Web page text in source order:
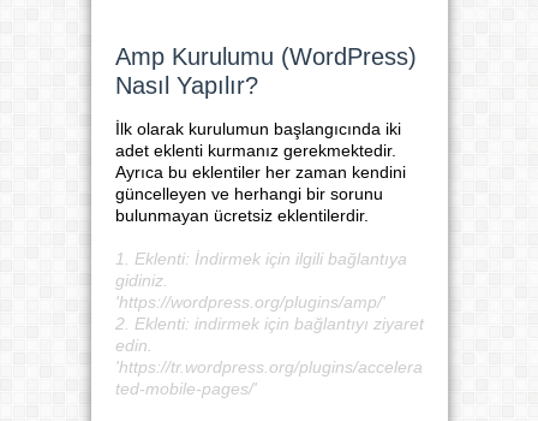
Amp Kurulumu (WordPress)
Nasıl Yapılır?
İlk olarak kurulumun başlangıcında iki
adet eklenti kurmanız gerekmektedir.
Ayrıca bu eklentiler her zaman kendini
güncelleyen ve herhangi bir sorunu
bulunmayan ücretsiz eklentilerdir.
1. Eklenti: İndirmek için ilgili bağlantıya
gidiniz.
'https://wordpress.org/plugins/amp/'
2. Eklenti: indirmek için bağlantıyı ziyaret
edin.
'https://tr.wordpress.org/plugins/accelera
ted-mobile-pages/'